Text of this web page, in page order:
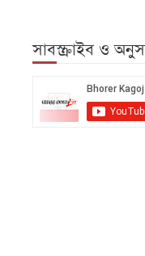
সাবস্ক্রাইব ও